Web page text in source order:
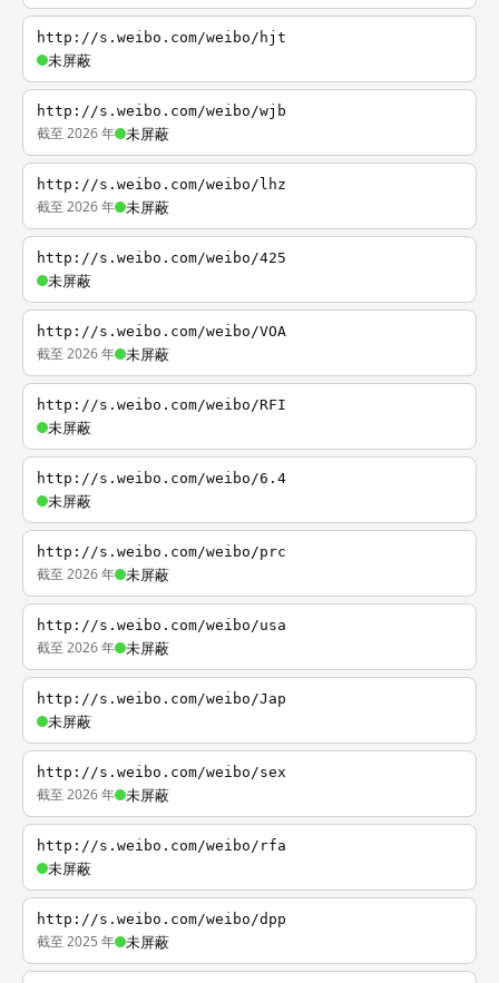
http://s.weibo.com/weibo/hjt
未屏蔽
http://s.weibo.com/weibo/wjb
截至 2026 年 未屏蔽
http://s.weibo.com/weibo/lhz
截至 2026 年 未屏蔽
http://s.weibo.com/weibo/425
未屏蔽
http://s.weibo.com/weibo/VOA
截至 2026 年 未屏蔽
http://s.weibo.com/weibo/RFI
未屏蔽
http://s.weibo.com/weibo/6.4
未屏蔽
http://s.weibo.com/weibo/prc
截至 2026 年 未屏蔽
http://s.weibo.com/weibo/usa
截至 2026 年 未屏蔽
http://s.weibo.com/weibo/Jap
未屏蔽
http://s.weibo.com/weibo/sex
截至 2026 年 未屏蔽
http://s.weibo.com/weibo/rfa
未屏蔽
http://s.weibo.com/weibo/dpp
截至 2025 年 未屏蔽